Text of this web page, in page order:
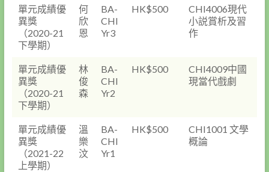
單元成績優
異獎
（2020-21
下學期）
何
欣
恩
BA-
CHI
Yr3
HK$500
CHI4006現代
小説賞析及習
作
單元成績優
異獎
（2020-21
下學期）
林
俊
森
BA-
CHI
Yr2
HK$500
CHI4009中國
現當代戲劇
單元成績優
異獎
（2021-22
上學期）
溫
樂
汶
BA-
CHI
Yr1
HK$500
CHI1001 文學
概論